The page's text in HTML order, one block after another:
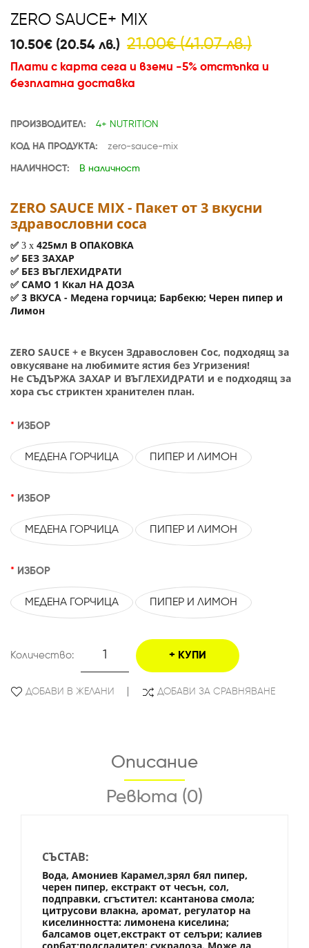
ZERO SAUCE+ MIX
10.50€ (20.54 лв.) 21.00€ (41.07 лв.)
Плати с карта сега и вземи -5% отстъпка и
безплатна доставка
ПРОИЗВОДИТЕЛ: 4+ NUTRITION
КОД НА ПРОДУКТА: zero-sauce-mix
НАЛИЧНОСТ: В наличност
ZERO SAUCE MIX - Пакет от 3 вкусни
здравословни соса
✅ 3 х 425мл В ОПАКОВКА
✅ БЕЗ ЗАХАР
✅ БЕЗ ВЪГЛЕХИДРАТИ
✅ САМО 1 Ккал НА ДОЗА
✅ 3 ВКУСА - Медена горчица; Барбекю; Черен пипер и
Лимон
ZERO SAUCE + e Вкусен Здравословен Сос, подходящ за
овкусяване на любимите ястия без Угризения!
Не СЪДЪРЖА ЗАХАР И ВЪГЛЕХИДРАТИ и е подходящ за
хора със стриктен хранителен план.
ИЗБОР
МЕДЕНА ГОРЧИЦА ПИПЕР И ЛИМОН
ИЗБОР
МЕДЕНА ГОРЧИЦА ПИПЕР И ЛИМОН
ИЗБОР
МЕДЕНА ГОРЧИЦА ПИПЕР И ЛИМОН
Количество: КУПИ
ДОБАВИ В ЖЕЛАНИ ДОБАВИ ЗА СРАВНЯВАНЕ
Описание
Ревюта (0)
СЪСТАВ:
Вода, Амониев Карамел,зрял бял пипер,
черен пипер, екстракт от чесън, сол,
подправки, сгъстител: ксантанова смола;
цитрусови влакна, аромат, регулатор на
киселинността: лимонена киселина;
балсамов оцет,екстракт от селъри; калиев